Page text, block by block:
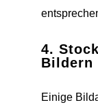
4.
Bildern
Einige